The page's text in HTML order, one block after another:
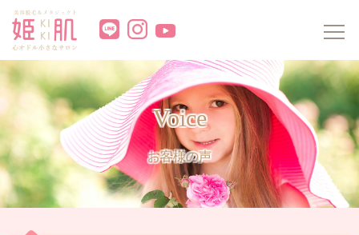
Home
Members お姫様会員ページ
About kiki 姫肌（キキ）について
Beginner 初めての方へ
Voice
お客様の声